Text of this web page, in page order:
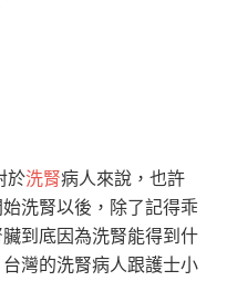
於洗腎病人來說，也許
洗腎以後，除了記得乖
到底因為洗腎能得到什
灣的洗腎病人跟護士小